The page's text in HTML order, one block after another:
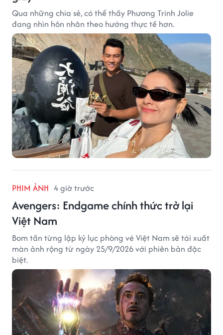
Qua những chia sẻ, có thể thấy Phương Trinh Jolie
đang nhìn hôn nhân theo hướng thực tế hơn.
PHIM ẢNH 4 giờ trước
Avengers: Endgame chính thức trở lại
Việt Nam
Bom tấn từng lập kỷ lục phòng vé Việt Nam sẽ tái xuất
màn ảnh rộng từ ngày 25/9/2026 với phiên bản đặc
biệt.